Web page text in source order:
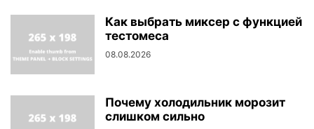
Как выбрать миксер с функцией
тестомеса
08.08.2026
Почему холодильник морозит
слишком сильно